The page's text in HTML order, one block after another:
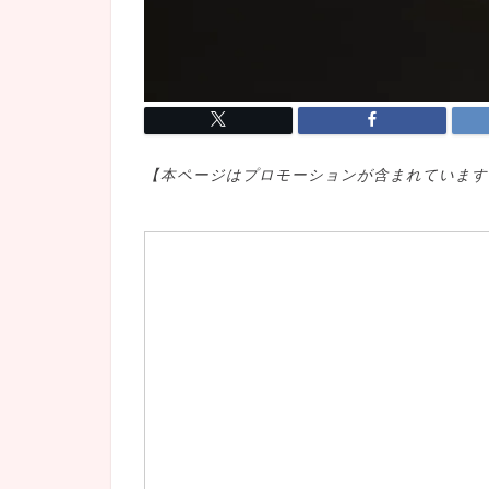
【本ページはプロモ ーションが含まれていま